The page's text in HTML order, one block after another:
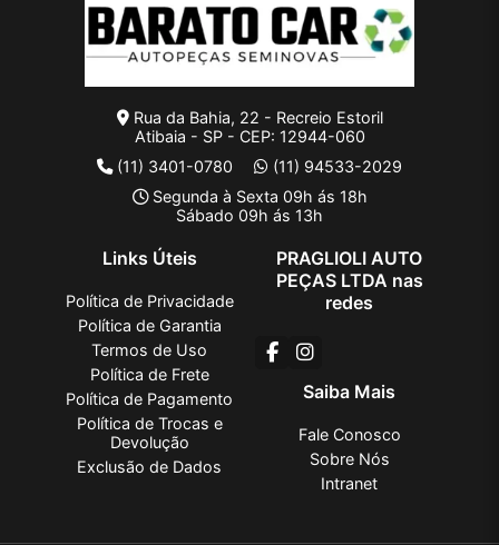
Rua da Bahia, 22 - Recreio Estoril
Atibaia - SP - CEP: 12944-060
(11) 3401-0780
(11) 94533-2029
Segunda à Sexta 09h ás 18h
Sábado 09h ás 13h
Links Úteis
Política de Privacidade
Política de Garantia
Termos de Uso
Política de Frete
Política de Pagamento
Política de Trocas e
Devolução
Exclusão de Dados
PRAGLIOLI AUTO
PEÇAS LTDA nas
redes
Saiba Mais
Fale Conosco
Sobre Nós
Intranet